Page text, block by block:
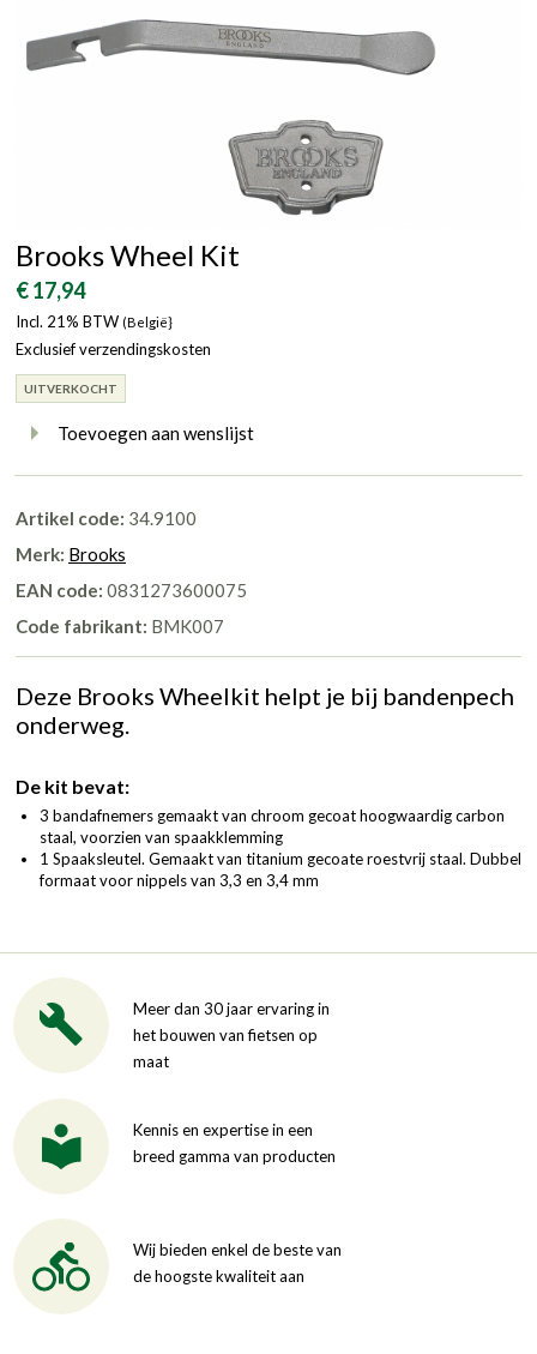
Brooks Wheel Kit
€ 17,94
Incl. 21% BTW (België}
Exclusief verzendingskosten
UITVERKOCHT
Toevoegen aan wenslijst
Artikel code: 34.9100
Merk: Brooks
EAN code: 0831273600075
Code fabrikant: BMK007
Deze Brooks Wheelkit helpt je bij bandenpech
onderweg.
De kit bevat:
3 bandafnemers gemaakt van chroom gecoat hoogwaardig carbon
staal, voorzien van spaakklemming
1 Spaaksleutel. Gemaakt van titanium gecoate roestvrij staal. Dubbel
formaat voor nippels van 3,3 en 3,4 mm
Meer dan 30 jaar ervaring in
het bouwen van fietsen op
maat
Kennis en expertise in een
breed gamma van producten
Wij bieden enkel de beste van
de hoogste kwaliteit aan